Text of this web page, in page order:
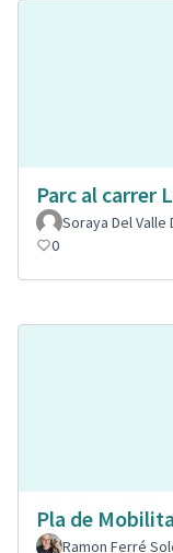
Parc al carrer
Soraya Del Valle
0
Pla de
Ramon Ferré